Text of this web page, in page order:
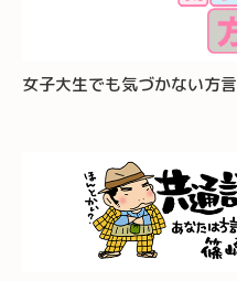
女子大生でも気づかない方言